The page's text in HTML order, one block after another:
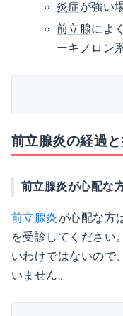
炎症が強い
前立腺によ
ーキノロン
前立腺炎の経過
前立腺炎が心配な
前立腺炎が心配な方
を受診してください
いわけではないので
いません。